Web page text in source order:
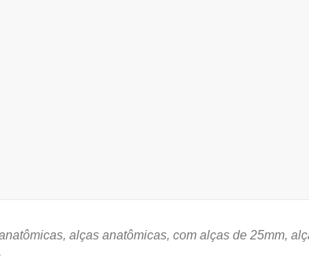
alças anatômicas, com alças de 25mm,